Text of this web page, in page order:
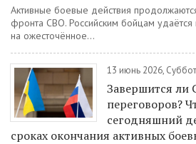
Активные боевые действия
фронта СВО. Российским бойцам удаётся
на ожесточённое...
13 июнь 2026,
Завершится ли
переговоров?
сегодняшний
сроках окончания активных